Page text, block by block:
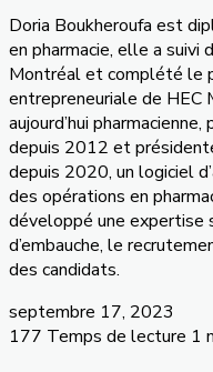
Doria Boukheroufa est
en pharmacie, elle a suivi
Montréal et complété le
entrepreneuriale de
aujourd’hui
depuis 2012 et
depuis 2020, un logiciel
des opérations en
développé une expertise
d’embauche, le
des candidats.
septembre 17, 2023
177 Temps de lecture 1